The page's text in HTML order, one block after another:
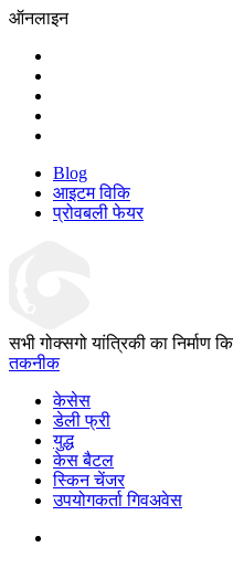
ऑनलाइन
Blog
आइटम विकि
प्रोवबली फेयर
सभी गोक्सगो यांत्रिकी का निर्माण
तकनीक
केसेस
डेली फ्री
युद्ध
केस बैटल
स्किन चेंजर
उपयोगकर्ता गिवअवेस